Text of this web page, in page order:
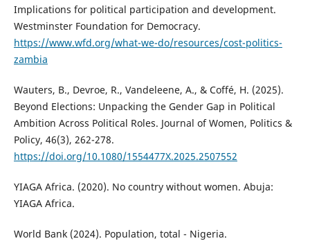
Implications for political participation and development.
Westminster Foundation for Democracy.
https://www.wfd.org/what-we-do/resources/cost-politics-
zambia
Wauters, B., Devroe, R., Vandeleene, A., & Coffé, H. (2025).
Beyond Elections: Unpacking the Gender Gap in Political
Ambition Across Political Roles. Journal of Women, Politics &
Policy, 46(3), 262-278.
https://doi.org/10.1080/1554477X.2025.2507552
YIAGA Africa. (2020). No country without women. Abuja:
YIAGA Africa.
World Bank (2024). Population, total - Nigeria.